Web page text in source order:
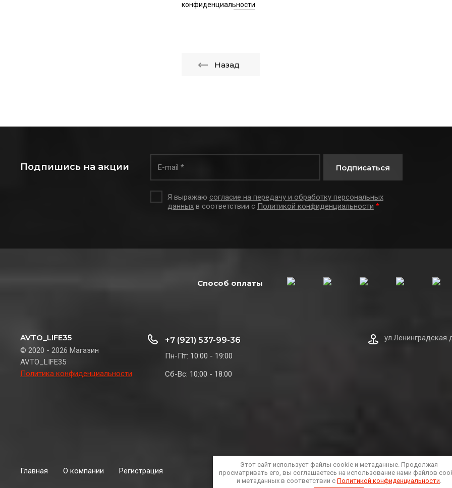
Этот сайт использует файлы cookie и метаданные. Продолжая
просматривать его, вы соглашаетесь на использование нами файлов
и метаданных в соответствии с Политикой конфиденциальности.
конфиденциальности
Назад
Подпишись на акции
Я выражаю согласие на передачу и обработку персональных
данныхв соответствии с Политикой конфиденциальности *
Подписаться
Способ оплаты
AVTO_LIFE35
© 2020 - 2026 Магазин
AVTO_LIFE35
Политика конфиденциальности
+7 (921) 537-99-36
Пн-Пт: 10:00 - 19:00
Сб-Вс: 10:00 - 18:00
ул.Ленинградская
Главная О компании Регистрация